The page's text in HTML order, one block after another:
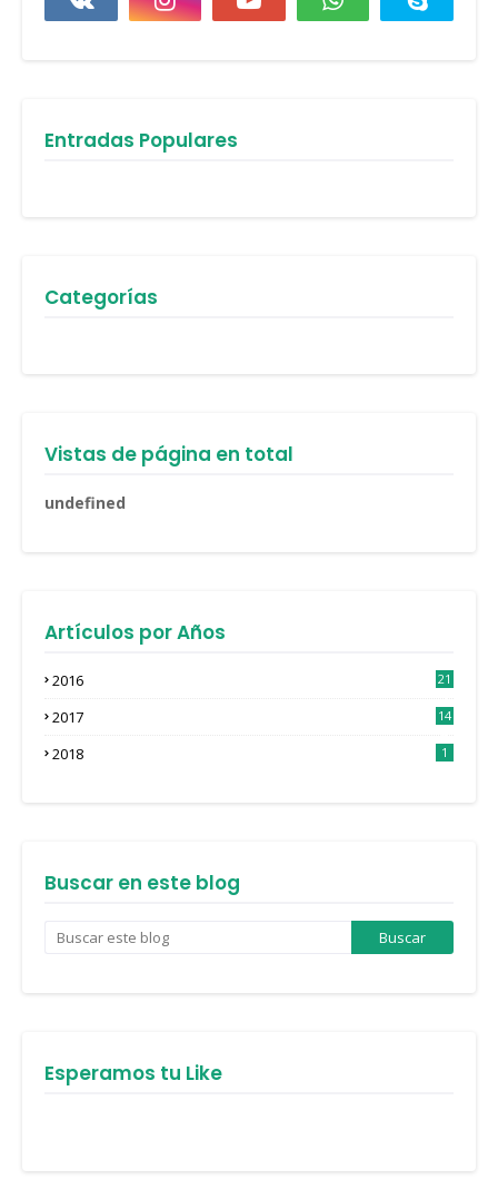
Entradas Populares
Categorías
Vistas de página en total
undefned
Artículos por Años
2016
21
2017
14
2018 1
Buscar en este blog
Esperamos tu Like